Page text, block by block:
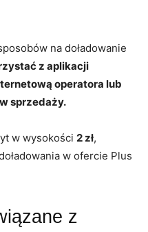
na doładowanie
z aplikacji
operatora lub
sprzedaży.
w wysokości 2 zł,
w ofercie Plus
z